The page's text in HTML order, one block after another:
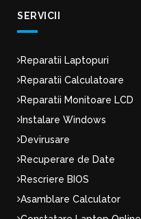
SERVICII
Reparatii Laptopuri
Reparatii Calculatoare
Reparatii Monitoare LCD
Instalare Windows
Devirusare
Recuperare de Date
Rescriere BIOS
Asamblare Calculator